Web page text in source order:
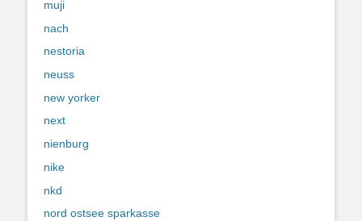
muji
nach
nestoria
neuss
new yorker
next
nienburg
nike
nkd
nord ostsee sparkasse